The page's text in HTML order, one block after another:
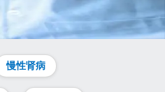
慢性肾病